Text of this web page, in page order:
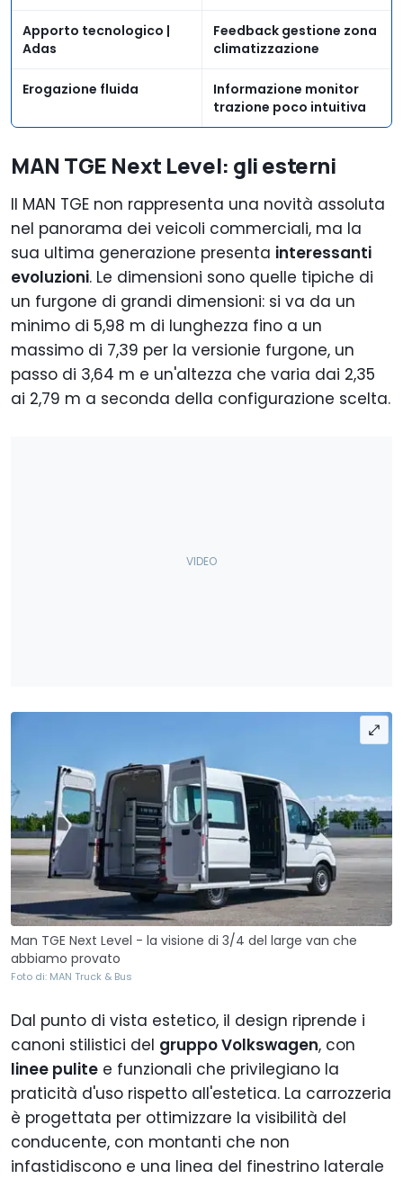
Apporto tecnologico |
Adas
Feedback gestione zona
climatizzazione
Erogazione fluida
Informazione monitor
trazione poco intuitiva
MAN TGE Next Level: gli esterni
Il MAN TGE non rappresenta una novità assoluta
nel panorama dei veicoli commerciali, ma la
sua ultima generazione presenta interessanti
evoluzioni. Le dimensioni sono quelle tipiche di
un furgone di grandi dimensioni: si va da un
minimo di 5,98 m di lunghezza fino a un
massimo di 7,39 per la versionie furgone, un
passo di 3,64 m e un'altezza che varia dai 2,35
ai 2,79 m a seconda della configurazione scelta.
Man TGE Next Level - la visione di 3/4 del large van che
abbiamo provato
Foto di: MAN Truck & Bus
Dal punto di vista estetico, il design riprende i
canoni stilistici del gruppo Volkswagen, con
linee pulite e funzionali che privilegiano la
praticità d'uso rispetto all'estetica. La carrozzeria
è progettata per ottimizzare la visibilità del
conducente, con montanti che non
infastidiscono e una linea del finestrino laterale